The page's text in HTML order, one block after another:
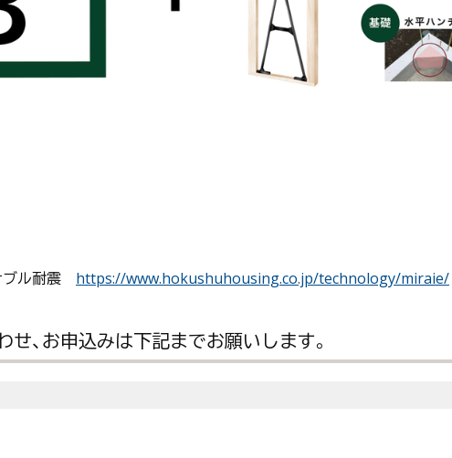
ル耐震 https://www.hokushuhousing.co.jp/technology/miraie/
、お申込みは下記までお願いします。